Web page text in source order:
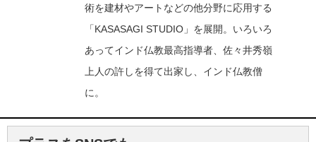
術を建材やアートなどの他分野に応用する
「KASASAGI STUDIO」を展開。いろいろ
あってインド仏教最高指導者、佐々井秀嶺
上人の許しを得て出家し、インド仏教僧
に。